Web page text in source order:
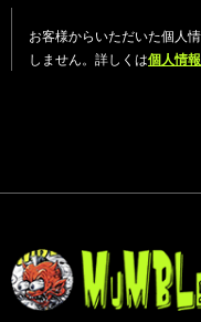
お客様からいただいた個人
しません。詳しくは個人情